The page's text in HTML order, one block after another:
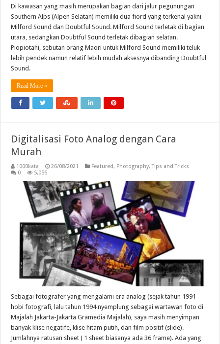
Di kawasan yang masih merupakan bagian dari jalur pegunungan
Southern Alps (Alpen Selatan) memiliki dua fiord yang terkenal yakni
Milford Sound dan Doubtful Sound. Milford Sound terletak di bagian
utara, sedangkan Doubtful Sound terletak dibagian selatan.
Piopiotahi, sebutan orang Maori untuk Milford Sound memiliki teluk
lebih pendek namun relatif lebih mudah aksesnya dibanding Doubtful
Sound.
Read More »
Digitalisasi Foto Analog dengan Cara
Murah
1000kata 26/08/2021 Featured, Photography,Tips and Tricks
0
5,056
Sebagai fotografer yang mengalami era analog (sejak tahun 1991
hobi fotografi, lalu tahun 1994 nyemplung sebagai wartawan foto di
Majalah Jakarta-Jakarta Gramedia Majalah), saya masih menyimpan
banyak klise negatife, klise hitam putih, dan film positif (slide).
Jumlahnya ratusan sheet ( 1 sheet biasanya ada 36 frame). Ada yang